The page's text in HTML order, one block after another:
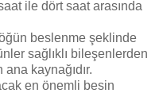
ile dört saat arasında
beslenme şeklinde
sağlıklı bileşenlerden
kaynağıdır.
en önemli besin